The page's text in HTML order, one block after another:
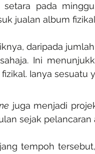
setara pada
jualan album
daripada
Ini
Ianya sesuatu
juga menjadi
sejak
tempoh